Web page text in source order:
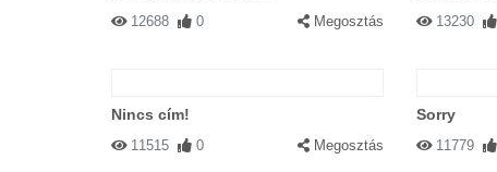
12688 0 Megosztás 13230
Nincs cím!
11515 0 Megosztás
Sorry
11779